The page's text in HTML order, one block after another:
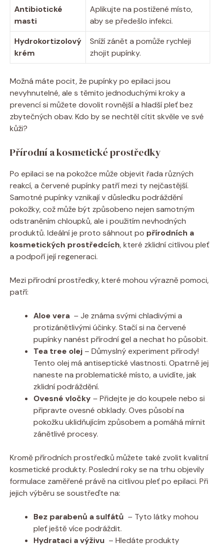
Antibiotické
masti
Aplikujte ​na postižené místo,⁣
aby se předešlo ⁢infekci.
Hydrokortizolový
krém
Sníží⁤ zánět a pomůže ‌rychleji ​
zhojit pupínky.
Možná ‌máte‌ pocit, že‌ pupínky po epilaci jsou⁢
nevyhnutelné, ale s ‌těmito ‌jednoduchými⁣ kroky a ​
prevencí si ⁤můžete dovolit rovnější a hladší ⁢pleť bez
zbytečných obav. Kdo by se nechtěl cítit ⁤skvěle ve své
kůži?
Přírodní a kosmetické prostředky
Po​ epilaci se na ‌pokožce může objevit ​řada různých
reakcí, a⁤ červené‍ pupínky patří mezi ty nejčastější.
Samotné pupínky​ vznikají v důsledku⁢ podráždění
⁢pokožky, což může⁢ být‌ způsobeno ‌nejen samotným⁣
odstraněním chloupků, ‌ale i ‍použitím nevhodných
produktů. Ideální je ​proto sáhnout po přírodních a⁢
kosmetických prostředcích, které zklidní citlivou ⁢pleť‍
a podpoří její⁢ regeneraci.
Mezi přírodní‍ prostředky, které mohou výrazně ‍pomoci,
patří:
Aloe vera ​ – Je ⁣známa‌ svými chladivými a‌
protizánětlivými účinky. Stačí si na červené
pupínky​ nanést přírodní ‍gel a nechat ho působit.
Tea tree olej – Důmyslný experiment přírody!
Tento olej má antiseptické vlastnosti.‍ Opatrně ⁢jej
naneste na problematické⁣ místo,​ a uvidíte, jak
⁣zklidní‍ podráždění.
Ovesné ‍vločky – Přidejte je ⁢do koupele nebo‌ si
připravte ovesné​ obklady. Oves působí na
pokožku⁤ uklidňujícím způsobem a pomáhá mírnit
zánětlivé‌ procesy.
Kromě přírodních prostředků můžete také zvolit kvalitní⁢
kosmetické produkty. Poslední roky se na trhu objevily
formulace zaměřené právě na citlivou pleť po ‌epilaci. Při
jejich ​výběru ⁣se soustřeďte ⁤na:
Bez parabenů a sulfátů ‍ – Tyto ⁢látky mohou
pleť ⁣ještě⁢ více ​podráždit.
Hydrataci a⁣ výživu ​ – Hledáte produkty